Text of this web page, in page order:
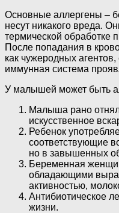
Основные аллергены –
несут никакого вреда.
термической обработке
После попадания в
как чужеродных
иммунная система
У малышей может быть
Малыша рано
искусственное
Ребенок
соответствующие
но в завышенных
Беременная
обладающими
активностью,
Антибиотическое
жизни.